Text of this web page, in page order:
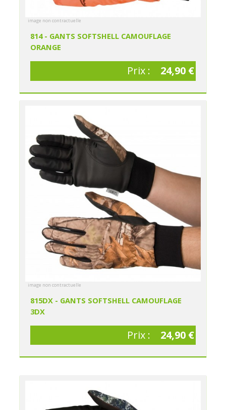
image non contractuelle
814 - GANTS SOFTSHELL CAMOUFLAGE
ORANGE
Prix : 24,90 €
image non contractuelle
815DX - GANTS SOFTSHELL CAMOUFLAGE
3DX
Prix : 24,90 €